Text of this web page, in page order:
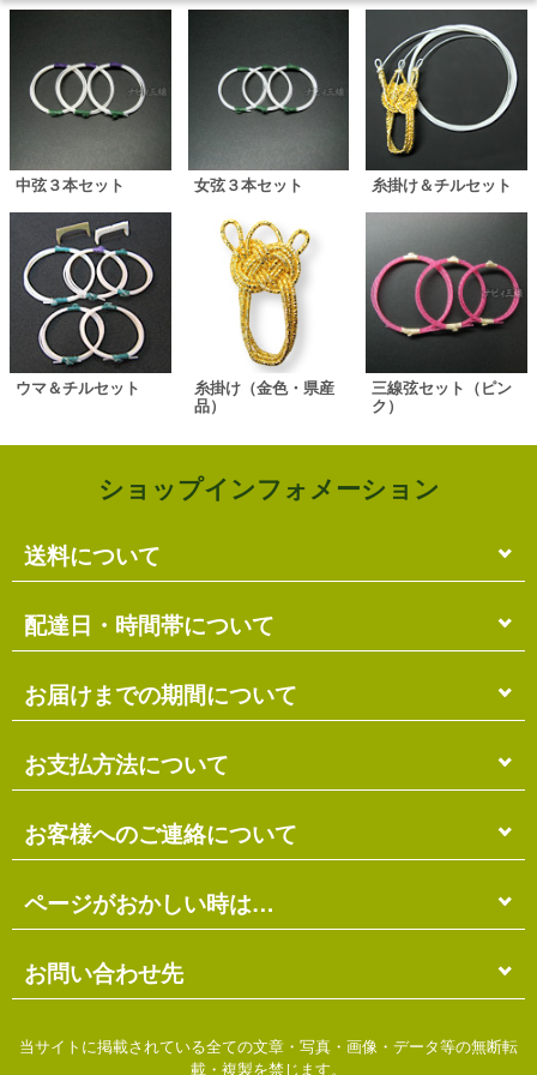
中弦３本セット 女弦３本セット 糸掛け＆チルセット
ウマ＆チルセット
糸掛け（金色・県産
品）
三線弦セット（ピン
ク）
ショップインフォメーション
送料について
単品のみの場合
各商品に記載の送料となります。
複数商品の場合
ます。
送料には梱包料も含まれています。
※ショッピングカートの仕組み上、送料が正しく計算
されない場合があります。
※商品の組み合わせによっては別梱包となり、送料が
別途必要となる場合があります。
※上記の際は、自動返信メール以降に改めて正しい送
料をお知らせします。
配達日・時間帯について
配達日・配達時間帯のご指定は出来ません。
お届け先に投函される「ご不在連絡票」より再配達希
望日・時間帯のご指定が可能ですので、こちらをご利
用ください。
お届けまでの期間について
在庫がある場合
ご注文確認日より3営業日以内の発送となります。
離島の場合、上記以上にお時間がかかる場合がありま
す。
品発送予定」メールにてご確認ください。
在庫切れの場合
別途、納期のご連絡をさせていただきます。
お支払方法について
代金引換（＋400円）
商品配送時に配送員にお支払い下さい。
銀行振込（先払い）
口座は琉球銀行のみ
※ゆうちょ銀行でのお取り扱いは出来ません
ご入金日の翌営業日に入金確認となります。
お客様へのご連絡について
受注・確認・発送・修理など
各発生日より2営業日以内にメール・お電話にてご連
※定休日にはご連絡を行っておりません。予めご了承
ください。
ページがおかしい時は…
当店のホームページは店主がHTMLとCSSを手打ちで
作ったページのため…
リンク切れ
お問い合わせ先
ご不明な点がございましたら、下記までお問い合わせ
ください。
当サイトに掲載されている全ての文章・写真・画像・データ等の無断転
載・複製を禁じます。